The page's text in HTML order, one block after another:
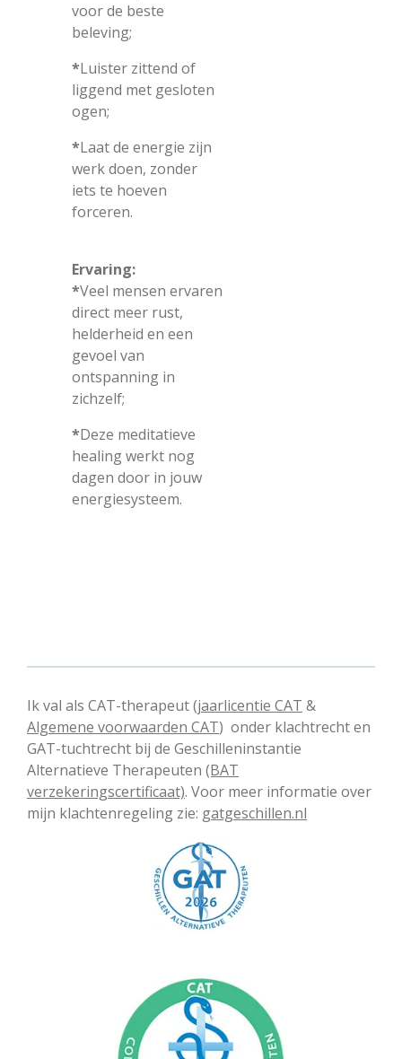
voor de beste
beleving;
*Luister zittend of
liggend met gesloten
ogen;
*Laat de energie zijn
werk doen, zonder
iets te hoeven
forceren.
Ervaring:
*Veel mensen ervaren
direct meer rust,
helderheid en een
gevoel van
ontspanning in
zichzelf;
*Deze meditatieve
healing werkt nog
dagen door in jouw
energiesysteem.
Ik val als CAT-therapeut(jaarlicentie CAT &
Algemene voorwaarden CAT) onder klachtrecht en
GAT-tuchtrecht bij de Geschilleninstantie
Alternatieve Therapeuten (BAT
verzekeringscertificaat). Voor meer informatie over
mijn klachtenregeling zie: gatgeschillen.nl